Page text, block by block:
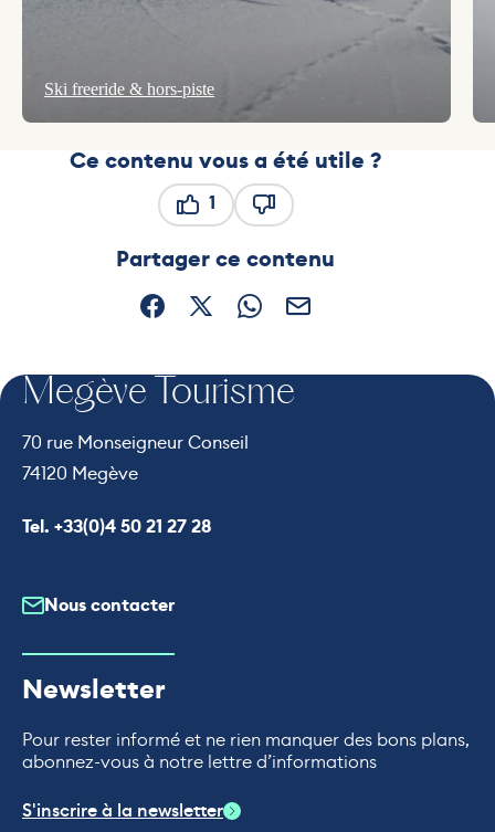
Ski freeride & hors-piste
Ce contenu vous a été utile ?
1
Partager ce contenu
Partager sur Facebook (nouvelle fenêtre)
Partager sur X / Twitter (nouvelle
Partager sur WhatsApp
Partager par mail
Megève Tourisme
70 rue Monseigneur Conseil
74120 Megève
Appeler le
Tel. +33(0)4 50 21 27 28
Nous contacter
Newsletter
Pour rester informé et ne rien manquer des bons plans,
abonnez-vous à notre lettre d’informations
S'inscrire à la newsletter